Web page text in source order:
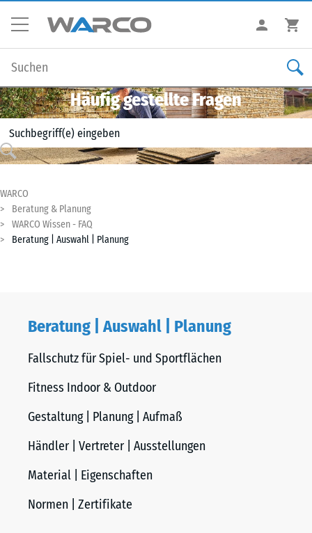
Häufig gestellte Fragen
WARCO
Beratung & Planung
WARCO Wissen - FAQ
Beratung | Auswahl | Planung
Beratung | Auswahl | Planung
Fallschutz für Spiel- und Sportflächen
Fitness Indoor & Outdoor
Gestaltung | Planung | Aufmaß
Händler | Vertreter | Ausstellungen
Material | Eigenschaften
Normen | Zertifikate